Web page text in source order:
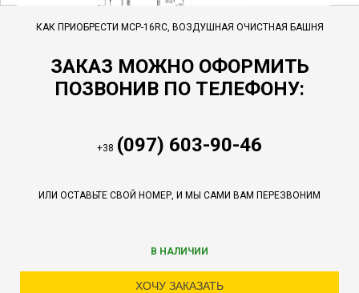
КАК ПРИОБРЕСТИ MCP-16RC, ВОЗДУШНАЯ ОЧИСТНАЯ БАШНЯ
ЗАКАЗ МОЖНО ОФОРМИТЬ
ПОЗВОНИВ ПО ТЕЛЕФОНУ:
+38 (097) 603-90-46
ИЛИ ОСТАВЬТЕ СВОЙ НОМЕР, И МЫ САМИ ВАМ ПЕРЕЗВОНИМ
В НАЛИЧИИ
ХОЧУ ЗАКАЗАТЬ